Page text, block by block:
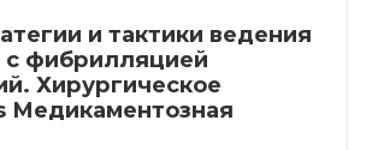
и тактики ведения
с фибрилляцией
Хирургическое
Медикаментозная